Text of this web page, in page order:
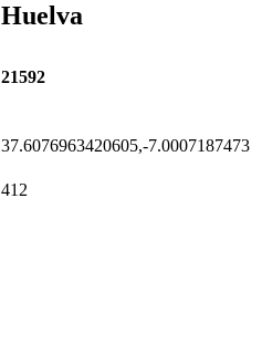
Huelva
21592
37.6076963420605,-7.0007187473
412